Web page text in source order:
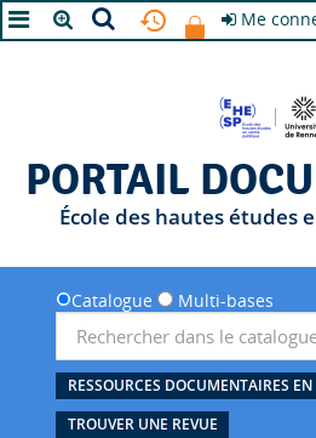
Me
PORTAIL
École des hautes études
Catalogue Multi-bases
RESSOURCES DOCUMENTAIRES
TROUVER UNE REVUE